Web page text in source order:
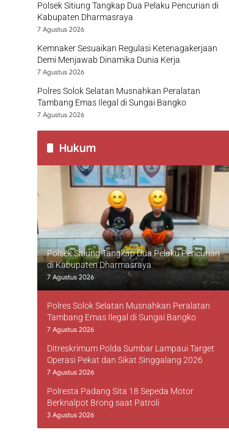
Polsek Sitiung Tangkap Dua Pelaku Pencurian di
Kabupaten Dharmasraya
7 Agustus 2026
Kemnaker Sesuaikan Regulasi Ketenagakerjaan
Demi Menjawab Dinamika Dunia Kerja
7 Agustus 2026
Polres Solok Selatan Musnahkan Peralatan
Tambang Emas Ilegal di Sungai Bangko
7 Agustus 2026
Hukum
Polsek Sitiung Tangkap Dua Pelaku Pencurian
di Kabupaten Dharmasraya
7 Agustus 2026
Polres Solok Selatan Musnahkan Peralatan
Tambang Emas Ilegal di Sungai Bangko
7 Agustus 2026
Ditreskrimum Polda Sumbar Lampaui Target
Operasi Pekat dan Sikat Singgalang 2026
7 Agustus 2026
Polresta Padang Sita 18 Sepeda Motor
Berknalpot Brong saat Patroli
3 Agustus 2026